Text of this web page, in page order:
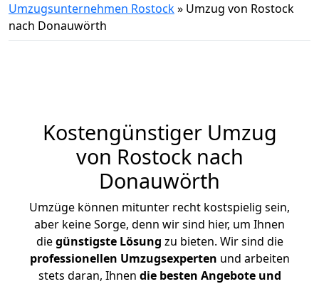
Umzugsunternehmen Rostock» Umzug von Rostock
nach Donauwörth
Kostengünstiger Umzug
von Rostock nach
Donauwörth
Umzüge können mitunter recht kostspielig sein,
aber keine Sorge, denn wir sind hier, um Ihnen
diegünstigste Lösung zu bieten. Wir sind die
professionellen Umzugsexperten und arbeiten
stets daran, Ihnen die besten Angebote und